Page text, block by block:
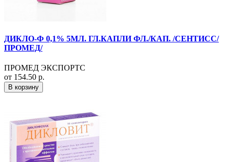
ДИКЛО-Ф 0,1% 5МЛ. ГЛ.КАПЛИ ФЛ./КАП. /СЕНТИСС/
ПРОМЕД/
ПРОМЕД ЭКСПОРТС
от 154.50 р.
В корзину